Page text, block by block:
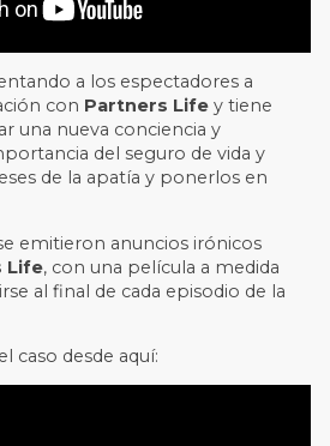
a los espectadores a
con Partners Life y tiene
una nueva conciencia y
del seguro de vida y
de la apatía y ponerlos en
emitieron anuncios irónicos
Life, con una película a medida
al final de cada episodio de la
caso desde aquí: